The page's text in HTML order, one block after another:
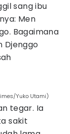
sang ibu
Men
Bagaimana
Djenggo
Yuko Utami)
tegar. Ia
sakit